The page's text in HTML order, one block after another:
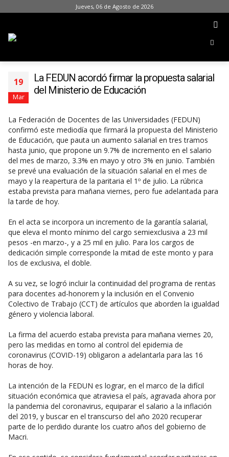
Jueves, 06 de Agosto de 2026
19
Mar
La FEDUN acordó firmar la propuesta salarial
del Ministerio de Educación
La Federación de Docentes de las Universidades (FEDUN)
confirmó este mediodía que firmará la propuesta del Ministerio
de Educación, que pauta un aumento salarial en tres tramos
hasta junio, que propone un 9.7% de incremento en el salario
del mes de marzo, 3.3% en mayo y otro 3% en junio. También
se prevé una evaluación de la situación salarial en el mes de
mayo y la reapertura de la paritaria el 1º de julio. La rúbrica
estaba prevista para mañana viernes, pero fue adelantada para
la tarde de hoy.
En el acta se incorpora un incremento de la garantía salarial,
que eleva el monto mínimo del cargo semiexclusiva a 23 mil
pesos -en marzo-, y a 25 mil en julio. Para los cargos de
dedicación simple corresponde la mitad de este monto y para
los de exclusiva, el doble.
A su vez, se logró incluir la continuidad del programa de rentas
para docentes ad-honorem y la inclusión en el Convenio
Colectivo de Trabajo (CCT) de artículos que aborden la igualdad
género y violencia laboral.
La firma del acuerdo estaba prevista para mañana viernes 20,
pero las medidas en torno al control del epidemia de
coronavirus (COVID-19) obligaron a adelantarla para las 16
horas de hoy.
La intención de la FEDUN es lograr, en el marco de la difícil
situación económica que atraviesa el país, agravada ahora por
la pandemia del coronavirus, equiparar el salario a la inflación
del 2019, y buscar en el transcurso del año 2020 recuperar
parte de lo perdido durante los cuatro años del gobierno de
Macri.